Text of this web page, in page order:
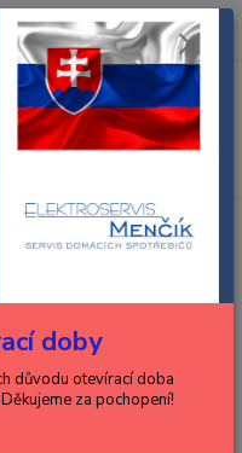
Menu
0ks
za0,00 Kč
kávomlýnky
různé
doby
důvodu otevírací doba
za pochopení!